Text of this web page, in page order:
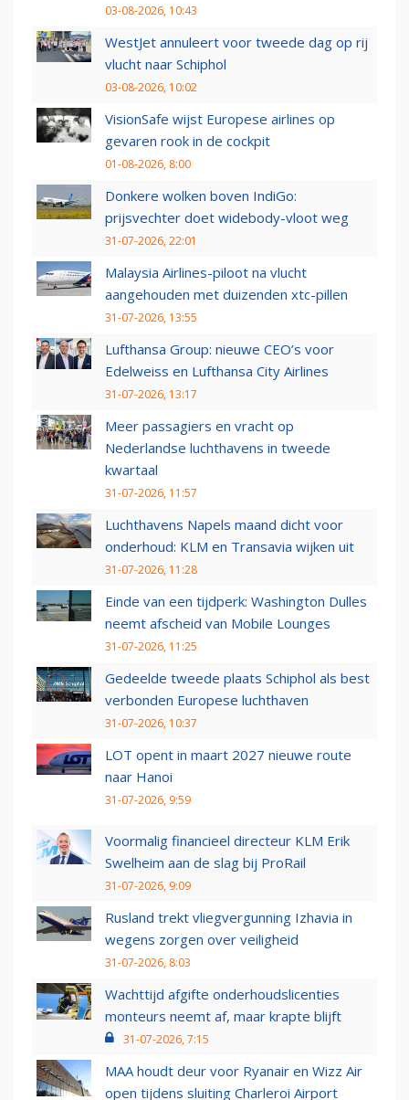
03-08-2026, 10:43
WestJet annuleert voor tweede dag op rij
vlucht naar Schiphol
03-08-2026, 10:02
VisionSafe wijst Europese airlines op
gevaren rook in de cockpit
01-08-2026, 8:00
Donkere wolken boven IndiGo:
prijsvechter doet widebody-vloot weg
31-07-2026, 22:01
Malaysia Airlines-piloot na vlucht
aangehouden met duizenden xtc-pillen
31-07-2026, 13:55
Lufthansa Group: nieuwe CEO’s voor
Edelweiss en Lufthansa City Airlines
31-07-2026, 13:17
Meer passagiers en vracht op
Nederlandse luchthavens in tweede
kwartaal
31-07-2026, 11:57
Luchthavens Napels maand dicht voor
onderhoud: KLM en Transavia wijken uit
31-07-2026, 11:28
Einde van een tijdperk: Washington Dulles
neemt afscheid van Mobile Lounges
31-07-2026, 11:25
Gedeelde tweede plaats Schiphol als best
verbonden Europese luchthaven
31-07-2026, 10:37
LOT opent in maart 2027 nieuwe route
naar Hanoi
31-07-2026, 9:59
Voormalig financieel directeur KLM Erik
Swelheim aan de slag bij ProRail
31-07-2026, 9:09
Rusland trekt vliegvergunning Izhavia in
wegens zorgen over veiligheid
31-07-2026, 8:03
Wachttijd afgifte onderhoudslicenties
monteurs neemt af, maar krapte blijft
31-07-2026, 7:15
MAA houdt deur voor Ryanair en Wizz Air
open tijdens sluiting Charleroi Airport